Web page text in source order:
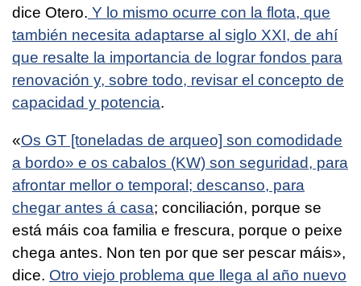
dice Otero. Y lo mismo ocurre con la flota, que
también necesita adaptarse al siglo XXI, de ahí
que resalte la importancia de lograr fondos para
renovación y, sobre todo, revisar el concepto de
capacidad y potencia.
«Os GT [toneladas de arqueo] son comodidade
a bordo» e os cabalos (KW) son seguridad, para
afrontar mellor o temporal; descanso, para
chegar antes á casa; conciliación, porque se
está máis coa familia e frescura, porque o peixe
chega antes. Non ten por que ser pescar máis»,
dice. Otro viejo problema que llega al año nuevo